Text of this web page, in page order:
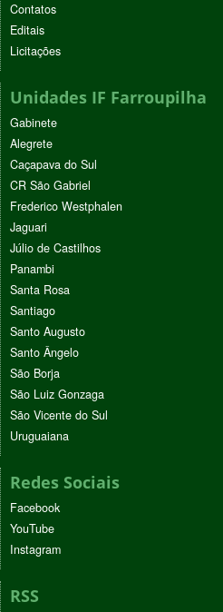
Contatos
Editais
Licitações
Unidades IF Farroupilha
Gabinete
Alegrete
Caçapava do Sul
CR São Gabriel
Frederico Westphalen
Jaguari
Júlio de Castilhos
Panambi
Santa Rosa
Santiago
Santo Augusto
Santo Ângelo
São Borja
São Luiz Gonzaga
São Vicente do Sul
Uruguaiana
Redes Sociais
Facebook
YouTube
Instagram
RSS